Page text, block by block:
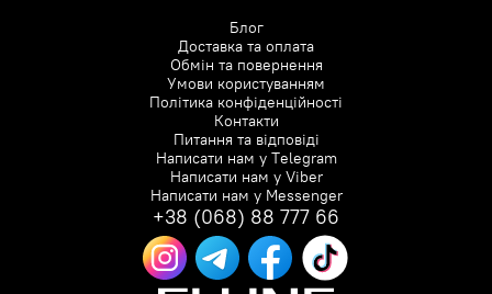
Блог
Доставка та оплата
Обмін та повернення
Умови користуванням
Політика конфіденційності
Контакти
Питання та відповіді
Написати нам уTelegram
Написати нам уViber
Написати нам уMessenger
+38 (068) 88 777 66